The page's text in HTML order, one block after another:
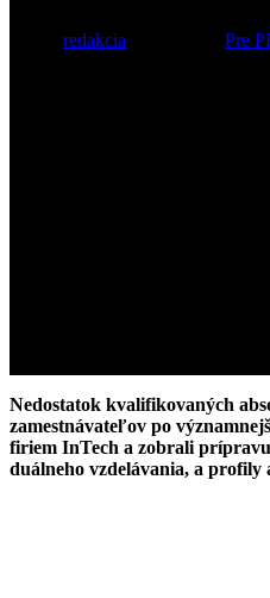
redakcia Pre
Nedostatok kvalifikovaných
zamestnávateľov po
firiem InTech a zobrali
duálneho vzdelávania, a profily